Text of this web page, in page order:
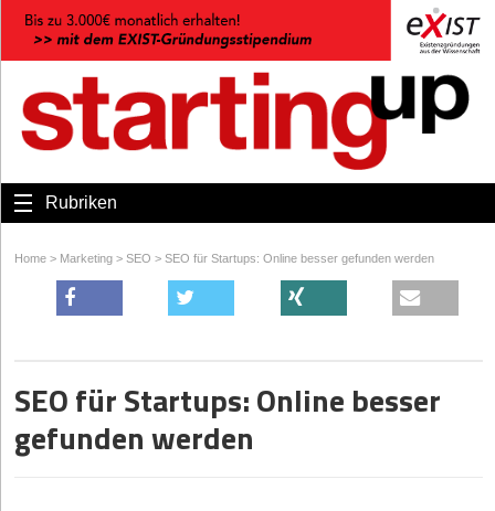
Rubriken
Home > Marketing > SEO > SEO für Startups: Online besser gefunden werden
SEO für Startups: Online besser
gefunden werden